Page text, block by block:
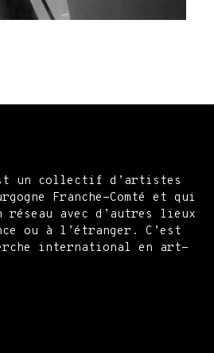
un collectif d’artistes
Franche-Comté et qui
réseau avec d’autres lieux
ou à l’étranger. C’est
international en art-